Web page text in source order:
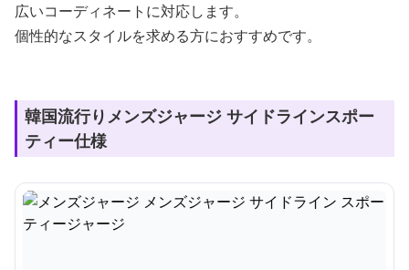
広いコーディネートに対応します。
個性的なスタイルを求める方におすすめです。
韓国流行りメンズジャージ サイドラインスポー
ティー仕様